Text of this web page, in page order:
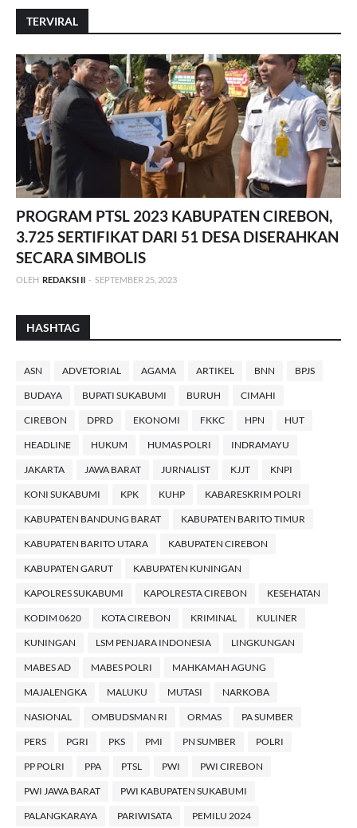
TERVIRAL
PROGRAM PTSL 2023 KABUPATEN CIREBON,
3.725 SERTIFIKAT DARI 51 DESA DISERAHKAN
SECARA SIMBOLIS
OLEH REDAKSI II - SEPTEMBER 25, 2023
HASHTAG
ASN ADVETORIAL AGAMA ARTIKEL BNN BPJS
BUDAYA BUPATI SUKABUMI BURUH CIMAHI
CIREBON DPRD EKONOMI FKKC HPN HUT
HEADLINE HUKUM HUMAS POLRI INDRAMAYU
JAKARTA JAWA BARAT JURNALIST KJJT KNPI
KONI SUKABUMI KPK KUHP KABARESKRIM POLRI
KABUPATEN BANDUNG BARAT KABUPATEN BARITO TIMUR
KABUPATEN BARITO UTARA KABUPATEN CIREBON
KABUPATEN GARUT KABUPATEN KUNINGAN
KAPOLRES SUKABUMI KAPOLRESTA CIREBON KESEHATAN
KODIM 0620 KOTA CIREBON KRIMINAL KULINER
KUNINGAN LSM PENJARA INDONESIA LINGKUNGAN
MABES AD MABES POLRI MAHKAMAH AGUNG
MAJALENGKA MALUKU MUTASI NARKOBA
NASIONAL OMBUDSMAN RI ORMAS PA SUMBER
PERS PGRI PKS PMI PN SUMBER POLRI
PP POLRI PPA PTSL PWI PWI CIREBON
PWI JAWA BARAT PWI KABUPATEN SUKABUMI
PALANGKARAYA PARIWISATA PEMILU 2024